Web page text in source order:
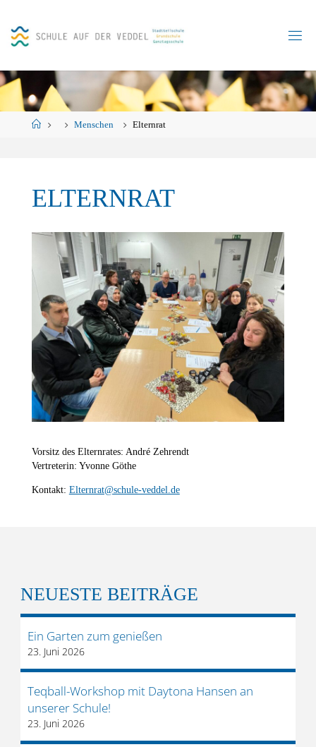
content
Home Menschen Elternrat
ELTERNRAT
Vorsitz des Elternrates: André Zehrendt
Vertreterin: Yvonne Göthe
Kontakt: Elternrat@schule-veddel.de
NEUESTE BEITRÄGE
Ein Garten zum genießen
23. Juni 2026
Teqball-Workshop mit Daytona Hansen an
unserer Schule!
23. Juni 2026